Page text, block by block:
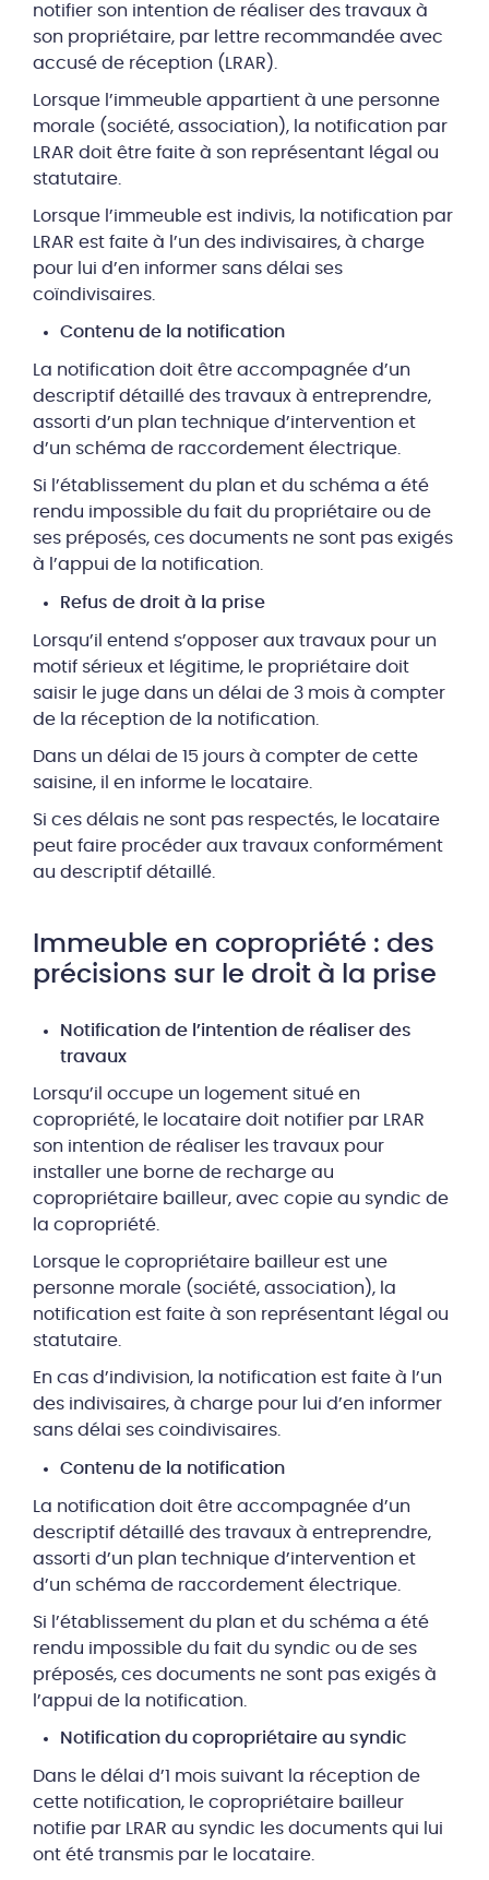
notifier son intention de réaliser des travaux à
son propriétaire, par lettre recommandée avec
accusé de réception (LRAR).
Lorsque l’immeuble appartient à une personne
morale (société, association), la notification par
LRAR doit être faite à son représentant légal ou
statutaire.
Lorsque l’immeuble est indivis, la notification par
LRAR est faite à l’un des indivisaires, à charge
pour lui d’en informer sans délai ses
coïndivisaires.
Contenu de la notification
La notification doit être accompagnée d’un
descriptif détaillé des travaux à entreprendre,
assorti d’un plan technique d’intervention et
d’un schéma de raccordement électrique.
Si l’établissement du plan et du schéma a été
rendu impossible du fait du propriétaire ou de
ses préposés, ces documents ne sont pas exigés
à l’appui de la notification.
Refus de droit à la prise
Lorsqu’il entend s’opposer aux travaux pour un
motif sérieux et légitime, le propriétaire doit
saisir le juge dans un délai de 3 mois à compter
de la réception de la notification.
Dans un délai de 15 jours à compter de cette
saisine, il en informe le locataire.
Si ces délais ne sont pas respectés, le locataire
peut faire procéder aux travaux conformément
au descriptif détaillé.
Immeuble en copropriété : des
précisions sur le droit à la prise
Notification de l’intention de réaliser des
travaux
Lorsqu’il occupe un logement situé en
copropriété, le locataire doit notifier par LRAR
son intention de réaliser les travaux pour
installer une borne de recharge au
copropriétaire bailleur, avec copie au syndic de
la copropriété.
Lorsque le copropriétaire bailleur est une
personne morale (société, association), la
notification est faite à son représentant légal ou
statutaire.
En cas d’indivision, la notification est faite à l’un
des indivisaires, à charge pour lui d’en informer
sans délai ses coindivisaires.
Contenu de la notification
La notification doit être accompagnée d’un
descriptif détaillé des travaux à entreprendre,
assorti d’un plan technique d’intervention et
d’un schéma de raccordement électrique.
Si l’établissement du plan et du schéma a été
rendu impossible du fait du syndic ou de ses
préposés, ces documents ne sont pas exigés à
l’appui de la notification.
Notification du copropriétaire au syndic
Dans le délai d’1 mois suivant la réception de
cette notification, le copropriétaire bailleur
notifie par LRAR au syndic les documents qui lui
ont été transmis par le locataire.